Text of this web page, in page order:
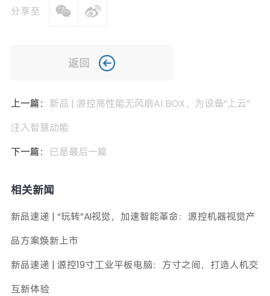
分享至
返回
上一篇： 新品 | 源控高性能无风扇AI BOX，为设备“上云”
注入智慧动能
下一篇： 已是最后一篇
相关新闻
新品速递 | “玩转”AI视觉，加速智能革命：源控机器视觉产
品方案焕新上市
新品速递 | 源控19寸工业平板电脑：方寸之间，打造人机交
互新体验